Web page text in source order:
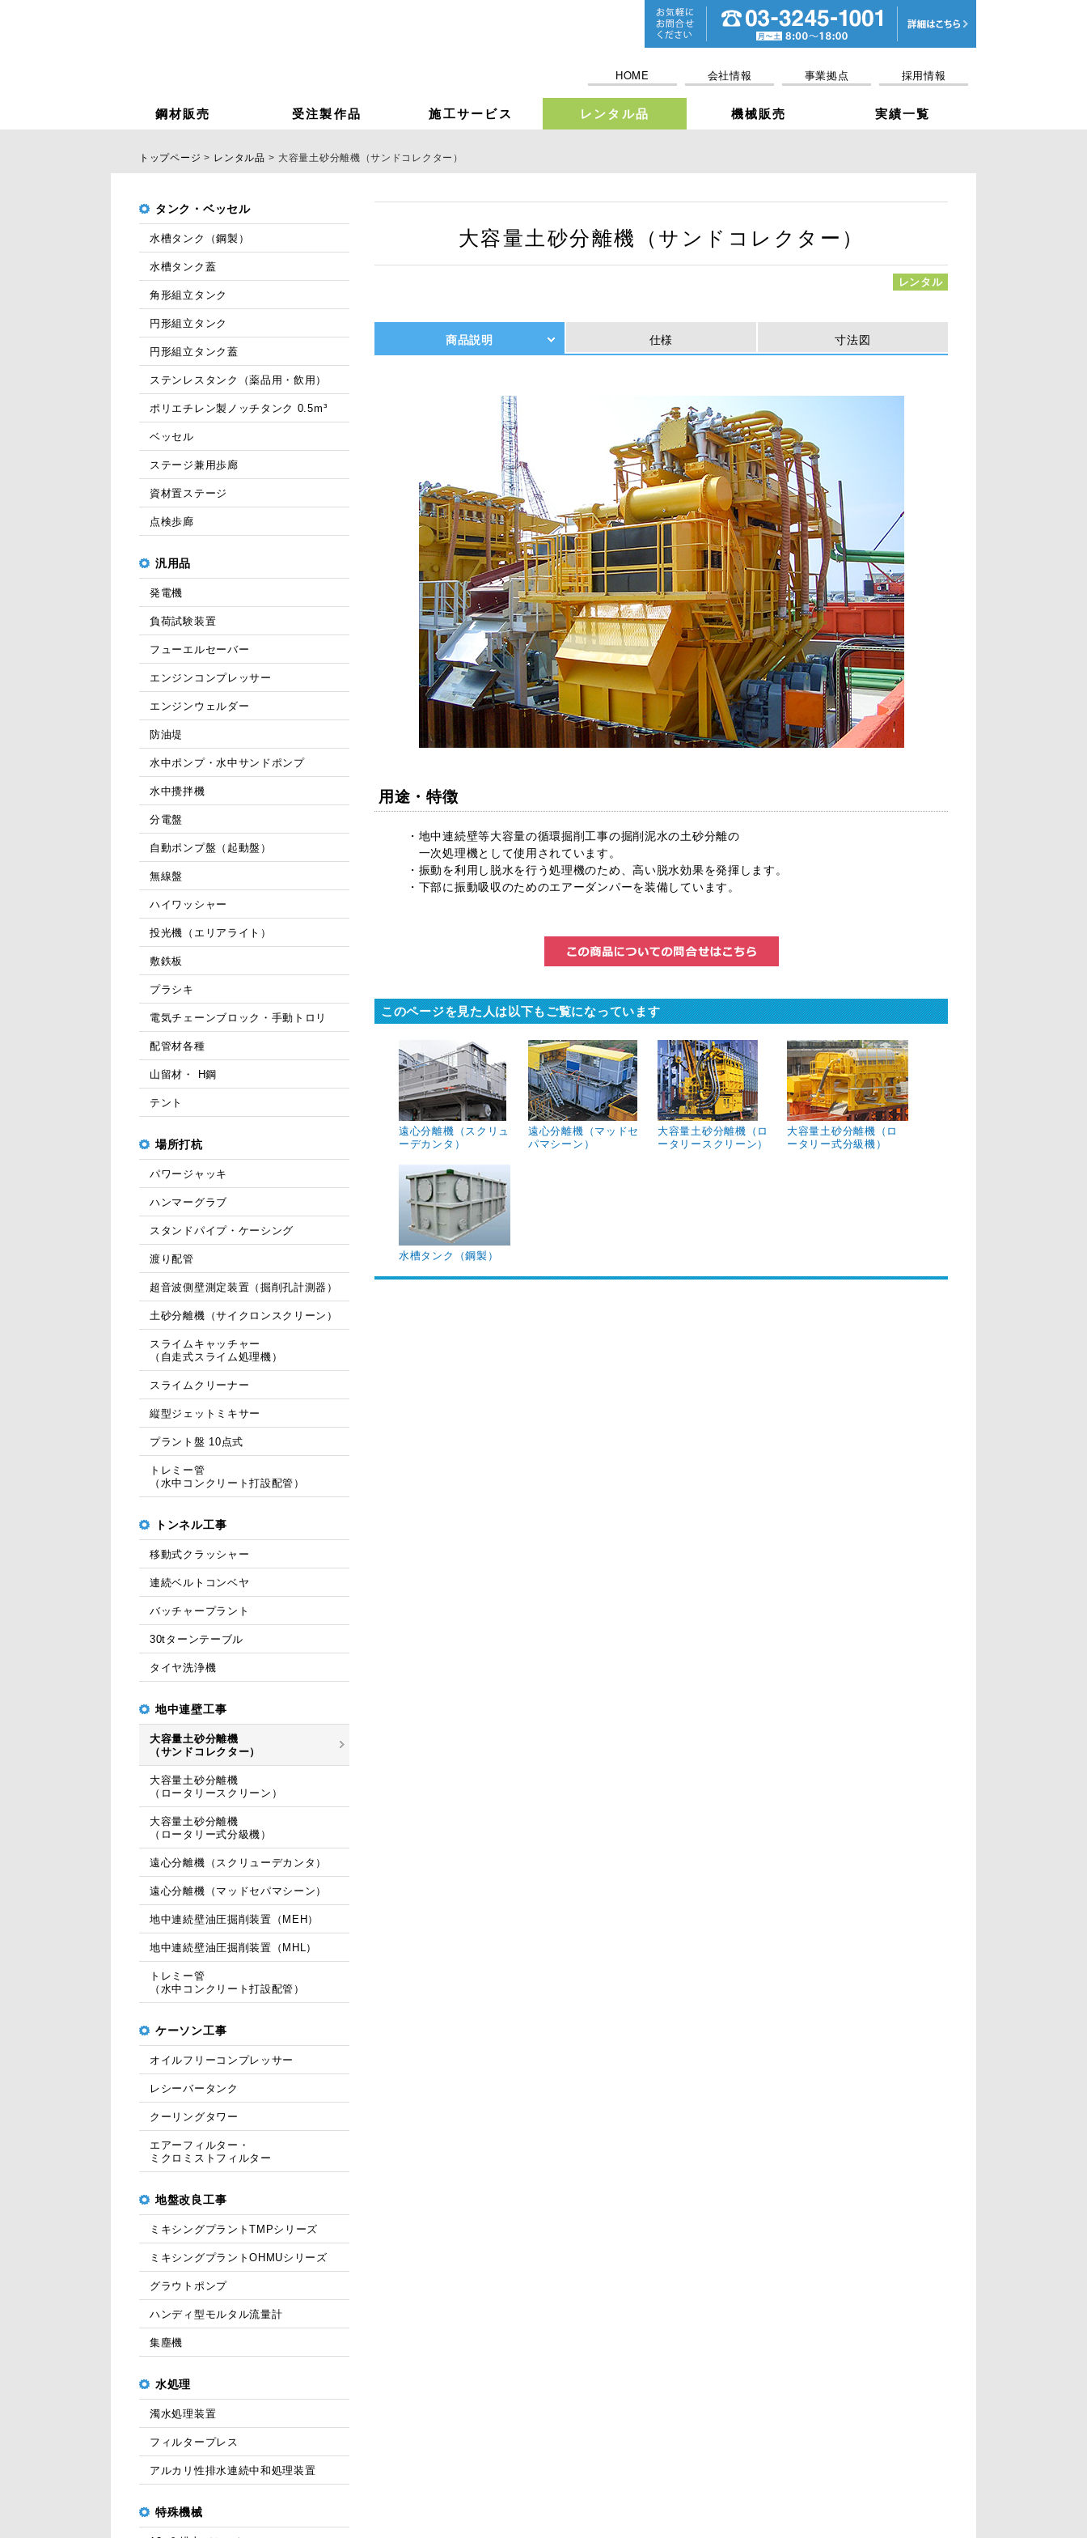
HOME 会社情報 事業拠点 採用情報
鋼材販売 受注製作品 施工サービス レンタル品 機械販売 実績一覧
トップページ レンタル品 大容量土砂分離機（サンドコレクター）
大容量土砂分離機（サンドコレクター）
レンタル
商品説明 仕様 寸法図
用途・特徴
・地中連続壁等大容量の循環掘削工事の掘削泥水の土砂分離の
一次処理機として使用されています。
・振動を利用し脱水を行う処理機のため、高い脱水効果を発揮します。
・下部に振動吸収のためのエアーダンパーを装備しています。
このページを見た人は以下もご覧になっています
遠心分離機（スクリュ
ーデカンタ）
遠心分離機（マッドセ
パマシーン）
大容量土砂分離機（ロ
ータリースクリーン）
大容量土砂分離機（ロ
ータリー式分級機）
水槽タンク（鋼製）
タンク・ベッセル
水槽タンク（鋼製）
水槽タンク蓋
角形組立タンク
円形組立タンク
円形組立タンク蓋
ステンレスタンク（薬品用・飲用）
ポリエチレン製ノッチタンク 0.5m³
ベッセル
ステージ兼用歩廊
資材置ステージ
点検歩廊
汎用品
発電機
負荷試験装置
フューエルセーバー
エンジンコンプレッサー
エンジンウェルダー
防油堤
水中ポンプ・水中サンドポンプ
水中攪拌機
分電盤
自動ポンプ盤（起動盤）
無線盤
ハイワッシャー
投光機（エリアライト）
敷鉄板
プラシキ
電気チェーンブロック・手動トロリ
配管材各種
山留材・ H鋼
テント
場所打杭
パワージャッキ
ハンマーグラブ
スタンドパイプ・ケーシング
渡り配管
超音波側壁測定装置（掘削孔計測器）
土砂分離機（サイクロンスクリーン）
スライムキャッチャー
（自走式スライム処理機）
スライムクリーナー
縦型ジェットミキサー
プラント盤 10点式
トレミー管
（水中コンクリート打設配管）
トンネル工事
移動式クラッシャー
連続ベルトコンベヤ
バッチャープラント
30tターンテーブル
タイヤ洗浄機
地中連壁工事
大容量土砂分離機
（サンドコレクター）
大容量土砂分離機
（ロータリースクリーン）
大容量土砂分離機
（ロータリー式分級機）
遠心分離機（スクリューデカンタ）
遠心分離機（マッドセパマシーン）
地中連続壁油圧掘削装置（MEH）
地中連続壁油圧掘削装置（MHL）
トレミー管
（水中コンクリート打設配管）
ケーソン工事
オイルフリーコンプレッサー
レシーバータンク
クーリングタワー
エアーフィルター・
ミクロミストフィルター
地盤改良工事
ミキシングプラントTMPシリーズ
ミキシングプラントOHMUシリーズ
グラウトポンプ
ハンディ型モルタル流量計
集塵機
水処理
濁水処理装置
フィルタープレス
アルカリ性排水連続中和処理装置
特殊機械